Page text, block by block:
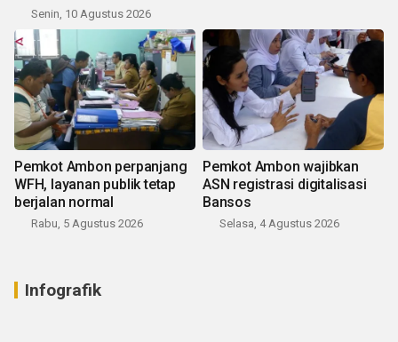
Senin, 10 Agustus 2026
Pemkot Ambon perpanjang
WFH, layanan publik tetap
berjalan normal
Rabu, 5 Agustus 2026
Pemkot Ambon wajibkan
ASN registrasi digitalisasi
Bansos
Selasa, 4 Agustus 2026
Infografik